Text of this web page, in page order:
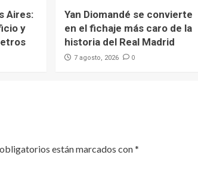
Aires:
y
Yan Diomandé se convierte
en el fichaje más caro de la
historia del Real Madrid
7 agosto, 2026 0
están marcados con*